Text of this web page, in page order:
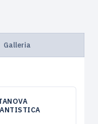
Galleria